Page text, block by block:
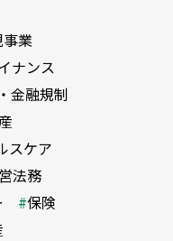
業
ナンス
金融規制
スケア
法務
保険